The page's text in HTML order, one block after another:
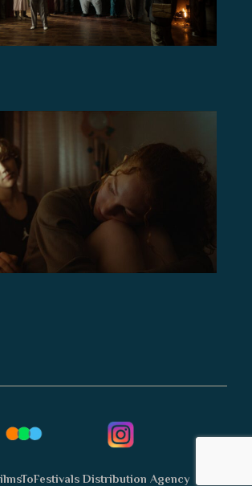
Distribution Agency